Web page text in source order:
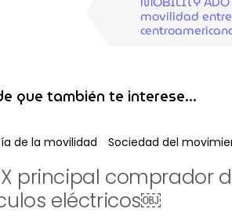
movilidad
que también te interese...
de la movilidad Sociedad del
principal comprador
eléctricos￼